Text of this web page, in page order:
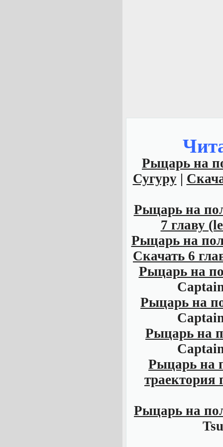
Рыцарь на
Сугуру|
Рыцарь на
7 главу
Рыцарь на
Скачать 6
Рыцарь на
Рыцарь на
Рыцарь на
Рыцарь на
траектория
Рыцарь на